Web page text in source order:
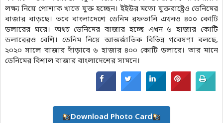
লক্ষ্য নিয়ে পোশাক খাতে যুক্ত হচ্ছেন। ইইউর মতো যুক্তরাষ্ট্রেও ডেনিমের
বাজার বাড়ছে। তবে বাংলাদেশে ডেনিম রফতানি এখনও ৪০০ কোটি
ডলারের ঘরে। অথচ ডেনিমের বাজার হচ্ছে এখন ৬ হাজার কোটি
ডলারেরও বেশি। ডেনিম নিয়ে আন্তর্জাতিক বিভিন্ন গবেষণা বলছে,
২০২০ সালে বাজার দাঁড়াবে ৬ হাজার ৪০০ কোটি ডলারে। তার মানে
ডেনিমের বিশাল বাজার বাংলাদেশের সামনে।
Download Photo Card